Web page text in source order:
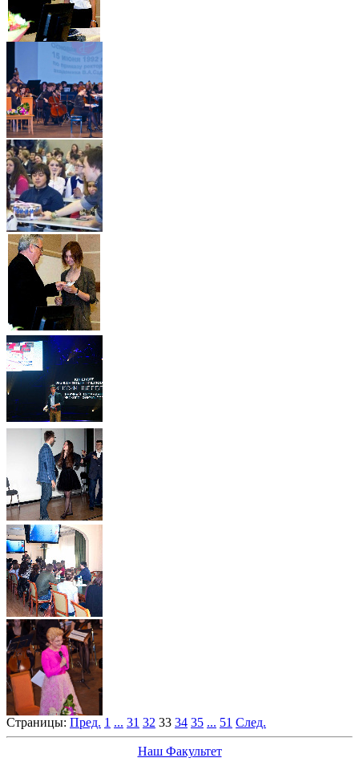
Страницы: Пред. 1 ... 31 32 33 34 35 ... 51 След.
Наш Факультет